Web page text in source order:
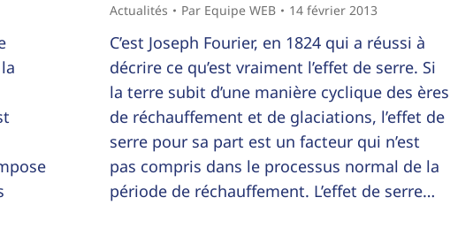
Actualités Par Equipe WEB 14 février 2013
C’est Joseph Fourier, en 1824 qui a réussi à
décrire ce qu’est vraiment l’effet de serre. Si
la terre subit d’une manière cyclique des ères
de réchauffement et de glaciations, l’effet de
serre pour sa part est un facteur qui n’est
pas compris dans le processus normal de la
période de réchauffement. L’effet de serre…